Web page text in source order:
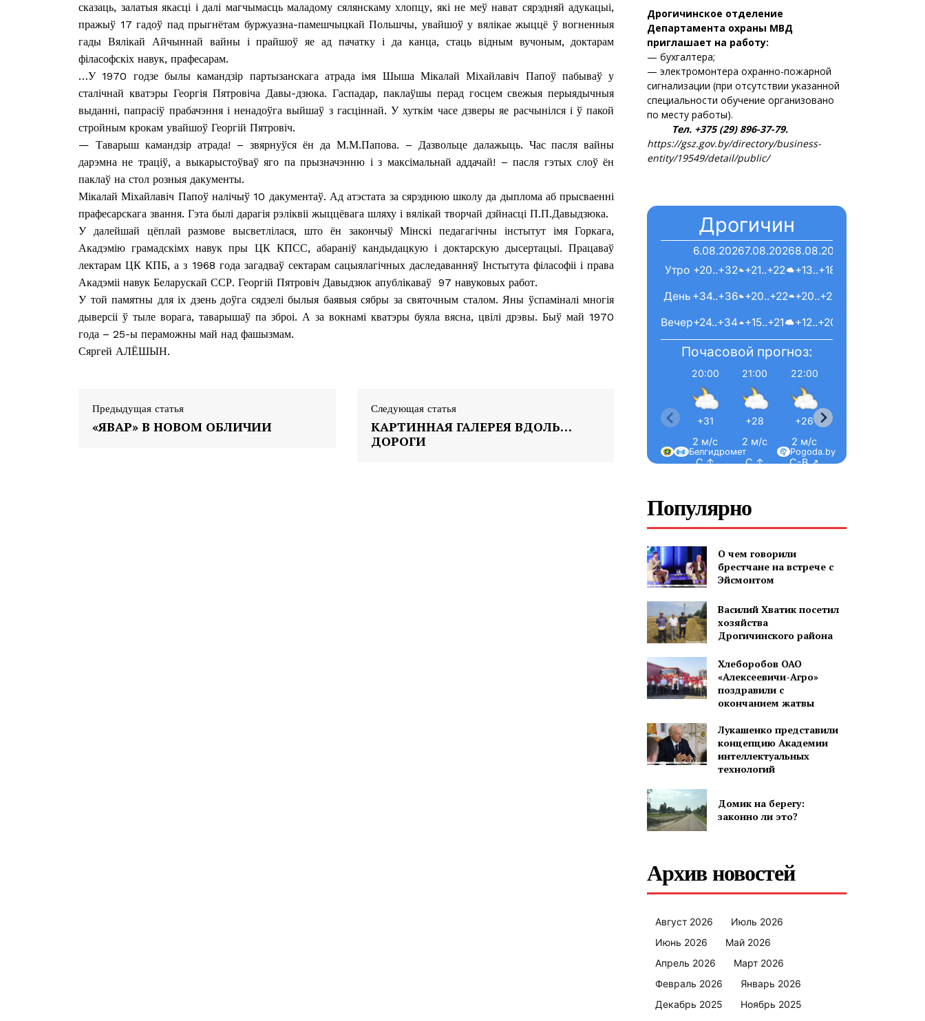
Газета
"Драгічынскі Веснік"
ПОДПИСАТЬСЯ
Редакция "ДВ"
Наша гісторыя
Контакты
Электронные обращения
сказаць, залатыя якасці і далі магчымасць маладому сялянскаму хлопцу, які не меў нават сярэдняй адукацыі,
пражыў 17 гадоў пад прыгнётам буржуазна-памешчыцкай Польшчы, увайшоў у вялікае жыццё ў вогненныя
гады Вялікай Айчыннай вайны і прайшоў яе ад пачатку і да канца, стаць відным вучоным, доктарам
філасофскіх навук, прафесарам.
…У 1970 годзе былы камандзір партызанскага атрада імя Шыша Мікалай Міхайлавіч Папоў пабываў у
сталічнай кватэры Георгія Пятровіча Давы-дзюка. Гаспадар, паклаўшы перад госцем свежыя перыядычныя
выданні, папрасіў прабачэння і ненадоўга выйшаў з гасціннай. У хуткім часе дзверы яе расчынілся і ў пакой
стройным крокам увайшоў Георгій Пятровіч.
— Таварыш камандзір атрада! – звярнуўся ён да М.М.Папова. – Дазвольце далажыць. Час пасля вайны
дарэмна не траціў, а выкарыстоўваў яго па прызначэнню і з максімальнай аддачай! – пасля гэтых слоў ён
паклаў на стол розныя дакументы.
Мікалай Міхайлавіч Папоў налічыў 10 дакументаў. Ад атэстата за сярэднюю школу да дыплома аб прысваенні
прафесарскага звання. Гэта былі дарагія рэліквіі жыццёвага шляху і вялікай творчай дзйнасці П.П.Давыдзюка.
У далейшай цёплай размове высветлілася, што ён закончыў Мінскі педагагічны інстытут імя Горкага,
Акадэмію грамадскімх навук пры ЦК КПСС, абараніў кандыдацкую і доктарскую дысертацыі. Працаваў
лектарам ЦК КПБ, а з 1968 года загадваў сектарам сацыялагічных даследаванняў Інстытута філасофіі і права
Акадэміі навук Беларускай ССР. Георгій Пятровіч Давыдзюк апублікаваў 97 навуковых работ.
У той памятны для іх дзень доўга сядзелі былыя баявыя сябры за святочным сталом. Яны ўспаміналі многія
дыверсіі ў тыле ворага, таварышаў па зброі. А за вокнамі кватэры буяла вясна, цвілі дрэвы. Быў май 1970
года – 25-ы пераможны май над фашызмам.
Сяргей АЛЁШЫН.
Предыдущая статья
«ЯВАР» В НОВОМ ОБЛИЧИИ
Следующая статья
КАРТИННАЯ ГАЛЕРЕЯ ВДОЛЬ…
ДОРОГИ
Дрогичинское отделение
Департамента охраны МВД
приглашает на работу:
— бухгалтера;
— электромонтера охранно-пожарной
сигнализации (при отсутствии указанной
специальности обучение организовано
по месту работы).
Тел. +375 (29) 896-37-79.
https://gsz.gov.by/directory/business-
entity/19549/detail/public/
Дрогичин
6.08.2026
+20..+32
+34..+36
+24..+34
7.08.2026
+21..+22
+20..+22
+15..+21
8.08.2026
+13..+18
+20..+21
+12..+20
Вечер
День
Утро
Почасовой прогноз:
20:00
+31
2 м/с
С ↑
21:00
+28
2 м/с
С ↑
22:00
+26
2 м/с
С-В ↗
С-В ↗
Pogoda.by
Белгидромет
Популярно
О чем говорили
брестчане на встрече с
Эйсмонтом
Василий Хватик посетил
хозяйства
Дрогичинского района
Хлеборобов ОАО
«Алексеевичи-Агро»
поздравили с
окончанием жатвы
Лукашенко представили
концепцию Академии
интеллектуальных
технологий
Домик на берегу:
законно ли это?
Архив новостей
Август 2026
Июль 2026
Июнь 2026
Май 2026
Апрель 2026
Март 2026
Февраль 2026
Январь 2026
Декабрь 2025
Ноябрь 2025